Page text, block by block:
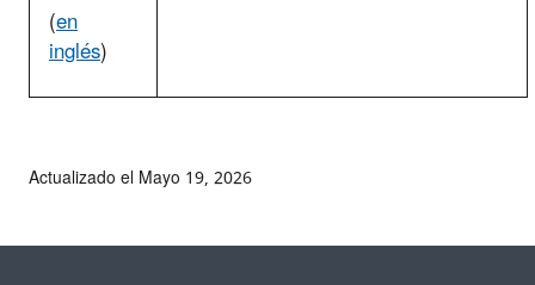
(en
inglés)
Actualizado el Mayo 19, 2026